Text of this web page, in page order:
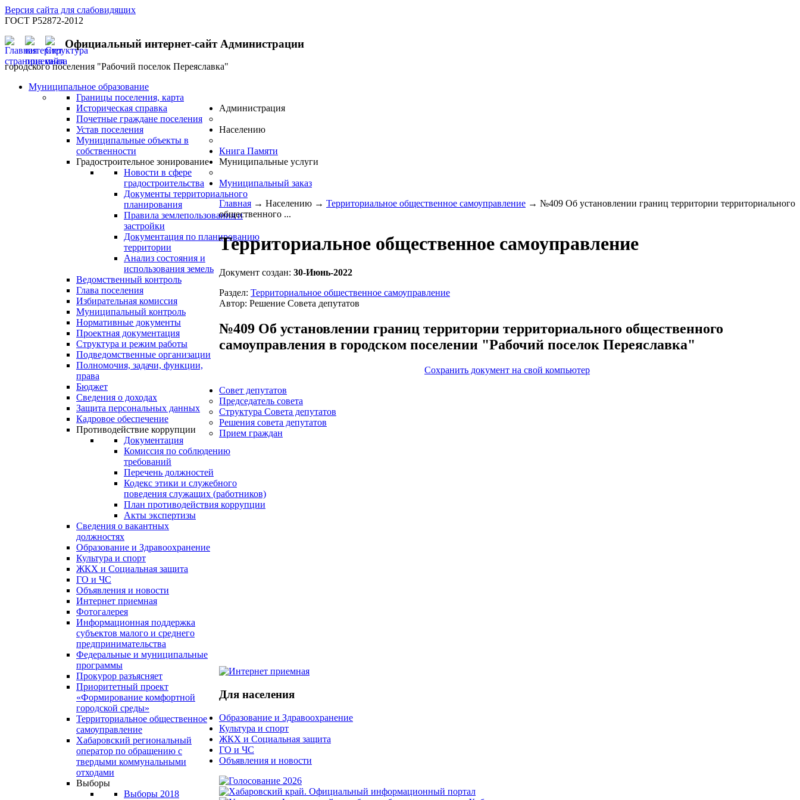
Версия сайта для слабовидящих
ГОСТ Р52872-2012
Официальный интернет-сайт Администрации
городского поселения "Рабочий поселок Переяславка"
Муниципальное образование
Границы поселения, карта
Историческая справка
Почетные граждане поселения
Устав поселения
Муниципальные объекты в
собственности
Градостроительное зонирование
Новости в сфере
градостроительства
Документы территориального
планирования
Правила землепользования и
застройки
Документация по планированию
территории
Анализ состояния и
использования земель
Ведомственный контроль
Глава поселения
Избирательная комиссия
Муниципальный контроль
Администрация
Нормативные документы
Проектная документация
Структура и режим работы
Подведомственные организации
Полномочия, задачи, функции,
права
Бюджет
Сведения о доходах
Защита персональных данных
Кадровое обеспечение
Противодействие коррупции
Документация
Комиссия по соблюдению
требований
Перечень должностей
Кодекс этики и служебного
поведения служащих (работников)
План противодействия коррупции
Акты экспертизы
Сведения о вакантных
должностях
Населению
Образование и Здравоохранение
Культура и спорт
ЖКХ и Социальная защита
ГО и ЧС
Объявления и новости
Интернет приемная
Фотогалерея
Информационная поддержка
субъектов малого и среднего
предпринимательства
Федеральные и муниципальные
программы
Прокурор разъясняет
Приоритетный проект
«Формирование комфортной
городской среды»
Территориальное общественное
самоуправление
Хабаровский региональный
оператор по обращению с
твердыми коммунальными
отходами
Выборы
Выборы 2018
Книга Памяти
Муниципальные услуги
Муниципальный заказ
Главная → Населению → Территориальное общественное самоуправление → №409 Об установлении границ территории территориального
общественного ...
Территориальное общественное самоуправление
Документ создан: 30-Июнь-2022
Раздел: Территориальное общественное самоуправление
Автор: Решение Совета депутатов
№409 Об установлении границ территории территориального общественного
самоуправления в городском поселении "Рабочий поселок Переяславка"
Сохранить документ на свой компьютер
Совет депутатов
Председатель совета
Структура Совета депутатов
Решения совета депутатов
Прием граждан
Для населения
Образование и Здравоохранение
Культура и спорт
ЖКХ и Социальная защита
ГО и ЧС
Объявления и новости